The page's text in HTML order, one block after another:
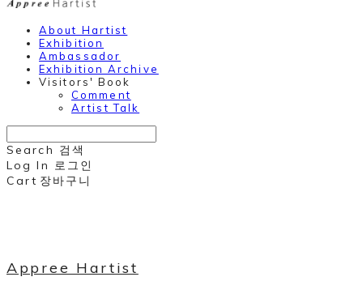
About Hartist
Exhibition
Ambassador
Exhibition Archive
Visitors' Book
Comment
Artist Talk
Search 검색
Log In 로그인
Cart 장바구니
Appree Hartist